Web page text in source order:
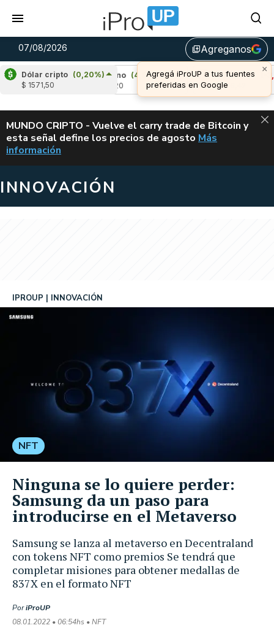
07/08/2026 library_addAgreganos
×
Agregá iProUP a tus fuentes
preferidas en Google
Dólar cripto (0,20%)
$ 1571,50
Cardano
(4,88%)
Avalanche (-
u$s 6,42
ALERTA
MUNDO CRIPTO - Vuelve el carry trade de Bitcoin y
esta señal define los precios de agosto VUELVE EL
Más
información
INNOVACIÓN
Samsung se lanza al metaverso en Decentraland
con tokens NFT como premios Se tendrá que
completar misiones para obtener medallas de
837X en el formato NFT
IPROUP INNOVACIÓN
PoriProUP
08.01.2022 • 06:54hs • NFT
NFT
Ninguna se lo quiere perder:
Samsung da un paso para
introducirse en el Metaverso